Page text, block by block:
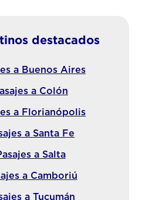
destacados
a Buenos Aires
a Colón
a Florianópolis
a Santa Fe
a Salta
a Camboriú
a Tucumán